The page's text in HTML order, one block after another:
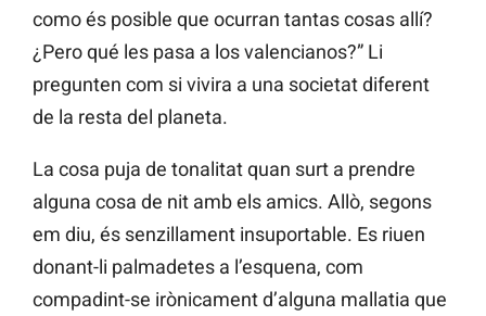
como és posible que ocurran tantas cosas allí?
¿Pero qué les pasa a los valencianos?” Li
pregunten com si vivira a una societat diferent
de la resta del planeta.
La cosa puja de tonalitat quan surt a prendre
alguna cosa de nit amb els amics. Allò, segons
em diu, és senzillament insuportable. Es riuen
donant-li palmadetes a l’esquena, com
compadint-se irònicament d’alguna mallatia que